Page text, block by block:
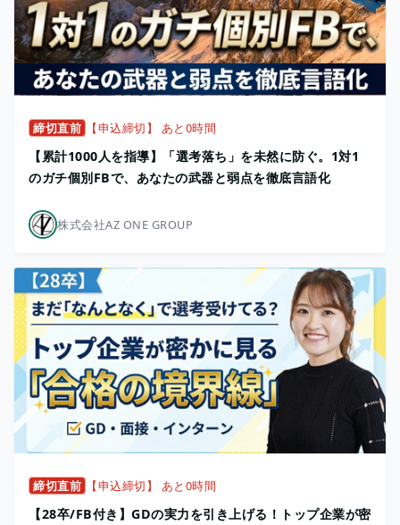
締切直前 【申込締切】 あと0時間
【累計1000人を指導】「選考落ち」を未然に防ぐ。1対1
のガチ個別FBで、あなたの武器と弱点を徹底言語化
株式会社AZ ONE GROUP
締切直前 【申込締切】 あと0時間
【28卒/FB付き】GDの実力を引き上げる！トップ企業が密